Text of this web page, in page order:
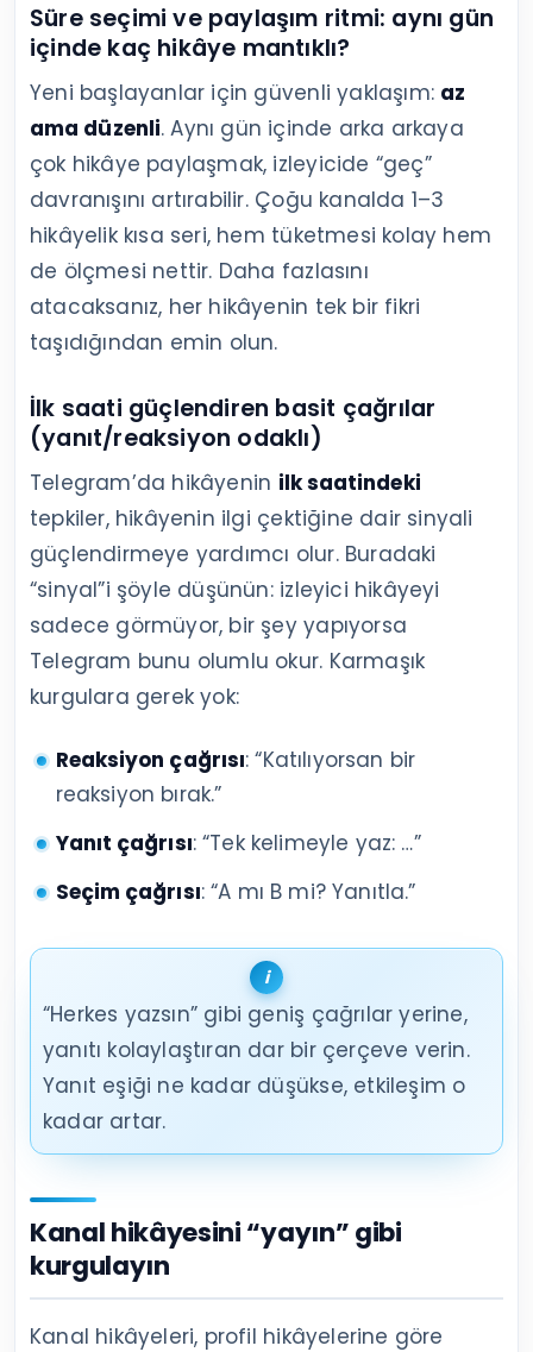
Süre seçimi ve paylaşım ritmi: aynı gün
içinde kaç hikâye mantıklı?
Yeni başlayanlar için güvenli yaklaşım: az
ama düzenli. Aynı gün içinde arka arkaya
çok hikâye paylaşmak, izleyicide “geç”
davranışını artırabilir. Çoğu kanalda 1–3
hikâyelik kısa seri, hem tüketmesi kolay hem
de ölçmesi nettir. Daha fazlasını
atacaksanız, her hikâyenin tek bir fikri
taşıdığından emin olun.
İlk saati güçlendiren basit çağrılar
(yanıt/reaksiyon odaklı)
Telegram’da hikâyenin ilk saatindeki
tepkiler, hikâyenin ilgi çektiğine dair sinyali
güçlendirmeye yardımcı olur. Buradaki
“sinyal”i şöyle düşünün: izleyici hikâyeyi
sadece görmüyor, bir şey yapıyorsa
Telegram bunu olumlu okur. Karmaşık
kurgulara gerek yok:
Reaksiyon çağrısı: “Katılıyorsan bir
reaksiyon bırak.”
Yanıt çağrısı: “Tek kelimeyle yaz: …”
Seçim çağrısı: “A mı B mi? Yanıtla.”
“Herkes yazsın” gibi geniş çağrılar yerine,
yanıtı kolaylaştıran dar bir çerçeve verin.
Yanıt eşiği ne kadar düşükse, etkileşim o
kadar artar.
Kanal hikâyesini “yayın” gibi
kurgulayın
Kanal hikâyeleri, profil hikâyelerine göre